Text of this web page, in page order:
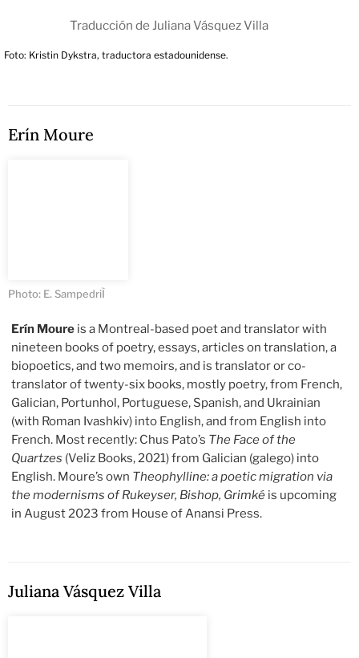
Traducción de Juliana Vásquez Villa
Foto: Kristin Dykstra, traductora estadounidense.
Erín Moure
Photo: E. SampedriÌ
Erín Moure is a Montreal-based poet and translator with
nineteen books of poetry, essays, articles on translation, a
biopoetics, and two memoirs, and is translator or co-
translator of twenty-six books, mostly poetry, from French,
Galician, Portunhol, Portuguese, Spanish, and Ukrainian
(with Roman Ivashkiv) into English, and from English into
French. Most recently: Chus Pato’s The Face of the
Quartzes (Veliz Books, 2021) from Galician (galego) into
English. Moure’s own Theophylline: a poetic migration via
the modernisms of Rukeyser, Bishop, Grimké is upcoming
in August 2023 from House of Anansi Press.
Juliana Vásquez Villa